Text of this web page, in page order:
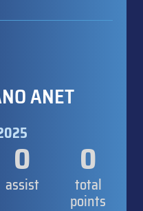
ANET
0
assist
0
total
points